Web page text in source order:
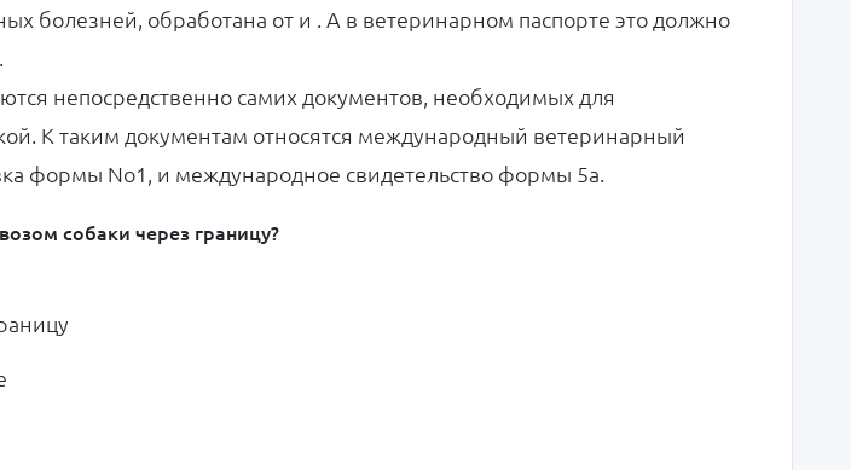
болезней, обработана от и . А в ветеринарном паспорте это должно
непосредственно самих документов, необходимых для
К таким документам относятся международный ветеринарный
формы No1, и международное свидетельство формы 5а.
собаки через границу?